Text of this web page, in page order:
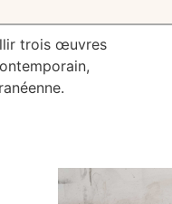
trois œuvres